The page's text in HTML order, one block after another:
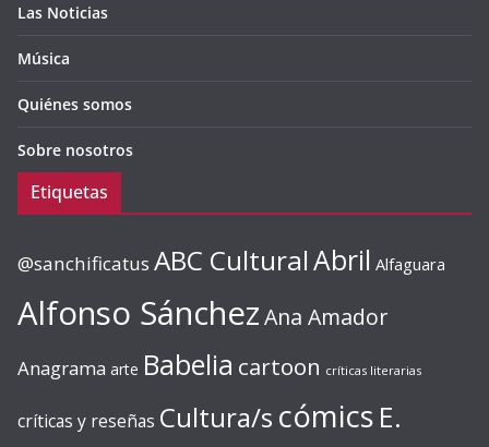
Las Noticias
Música
Quiénes somos
Sobre nosotros
Etiquetas
@sanchificatus ABC CulturalAbril Alfaguara
Alfonso SánchezAna Amador
Anagrama arte Babelia cartoon críticas literarias
críticas y reseñas Cultura/s cómics E.